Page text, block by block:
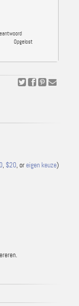
Opgelost
, $20, or eigen keuze)